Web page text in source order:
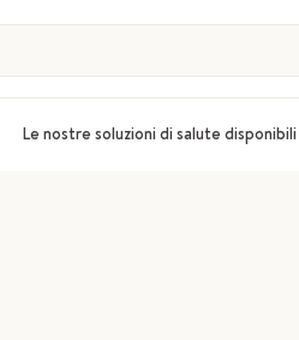
Le nostre soluzioni di salute